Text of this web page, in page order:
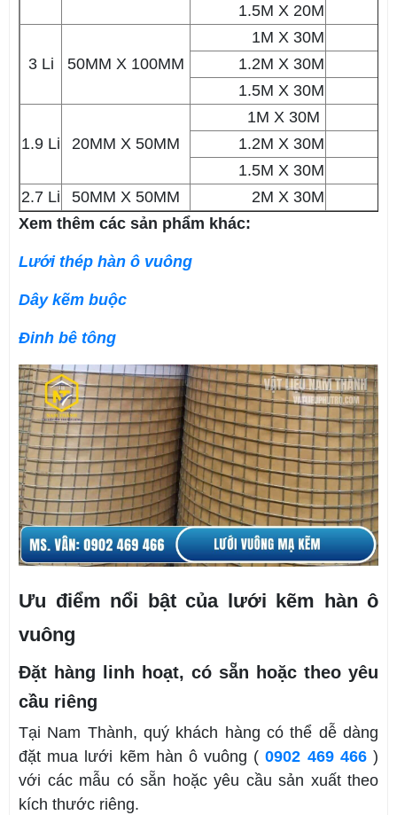
1.5M X 20M
3 Li 50MM X 100MM
1M X 30M
1.2M X 30M
1.5M X 30M
1.9 Li 20MM X 50MM
1M X 30M
1.2M X 30M
1.5M X 30M
2.7 Li
50MM X 50MM 2M X 30M
Xem thêm các sản phẩm khác:
Lưới thép hàn ô vuông
Dây kẽm buộc
Đinh bê tông
Ưu điểm nổi bật của lưới kẽm hàn ô
vuông
Đặt hàng linh hoạt, có sẵn hoặc theo yêu
cầu riêng
Tại Nam Thành, quý khách hàng có thể dễ dàng
đặt mua lưới kẽm hàn ô vuông (0902 469 466)
với các mẫu có sẵn hoặc yêu cầu sản xuất theo
kích thước riêng.